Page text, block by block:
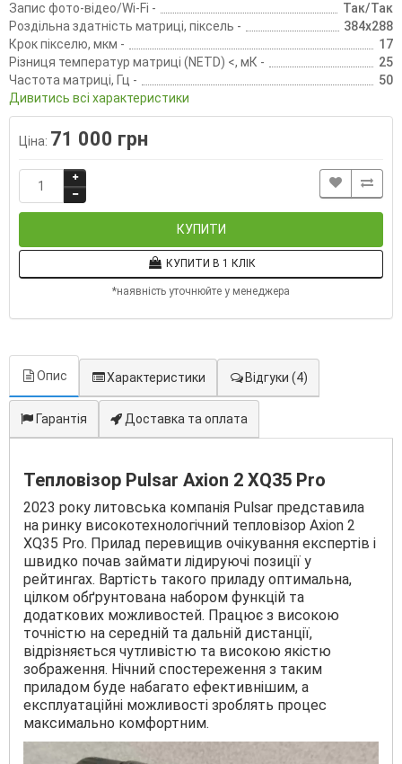
Запис фото-відео/Wi-Fi -
Так/Так
Роздільна здатність матриці, піксель -
384х288
Крок пікселю, мкм -
17
Різниця температур матриці (NETD) <, мК -
25
Частота матриці, Гц -
50
Дивитись всі характеристики
Ціна: 71 000 грн
КУПИТИ
КУПИТИ В 1 КЛІК
*наявність уточнюйте у менеджера
Опис Характеристики Відгуки (4)
Гарантія Доставка та оплата
Тепловізор Pulsar Axion 2 XQ35 Pro
2023 року литовська компанія Pulsar представила
на ринку високотехнологічний тепловізор Axion 2
XQ35 Pro. Прилад перевищив очікування експертів і
швидко почав займати лідируючі позиції у
рейтингах. Вартість такого приладу оптимальна,
цілком обґрунтована набором функцій та
додаткових можливостей. Працює з високою
точністю на середній та дальній дистанції,
відрізняється чутливістю та високою якістю
зображення. Нічний спостереження з таким
приладом буде набагато ефективнішим, а
експлуатаційні можливості зроблять процес
максимально комфортним.